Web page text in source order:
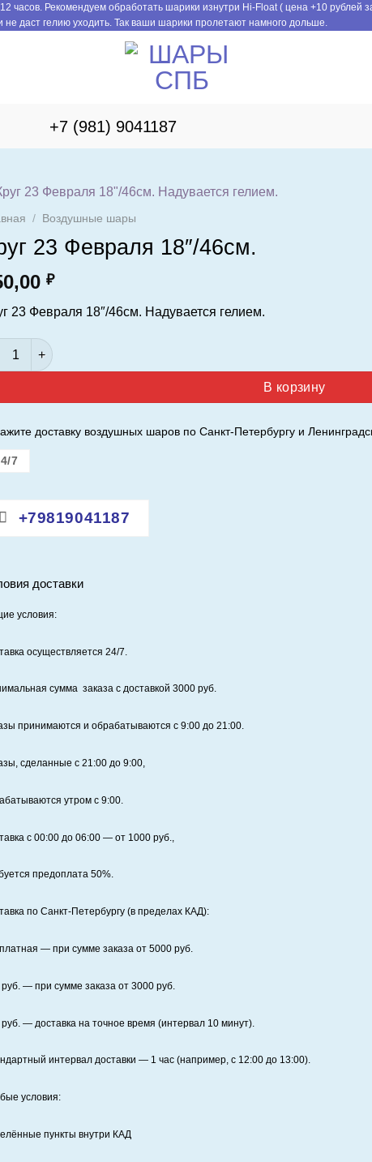
часов. Рекомендуем обработать шарики изнутри Hi-Float ( цена +10 рублей
даст гелию уходить. Так ваши шарики пролетают намного дольше.
+7 (981) 9041187
/ Воздушные шары
23 Февраля 18″/46см.
₽
23 Февраля 18″/46см. Надувается гелием.
товара Круг 23 Февраля 18"/46см.
В корзину
доставку воздушных шаров по Санкт-Петербургу и
7
+79819041187
доставки
условия:
осуществляется 24/7
сумма заказа с доставкой 3000 руб.
принимаются и обрабатываются с 9:00 до 21:00.
сделанные с 21:00 до 9:00,
утром с 9:00.
с 00:00 до 06:00 — от 1000руб.,
предоплата 50%.
по Санкт‑Петербургу (в пределах КАД):
— при сумме заказа от 5000руб.
— при сумме заказа от 3000руб.
— доставка на точное время (интервал 10 минут).
интервал доставки — 1 час (например, с 12:00 до 13:00).
условия:
пункты внутри КАД